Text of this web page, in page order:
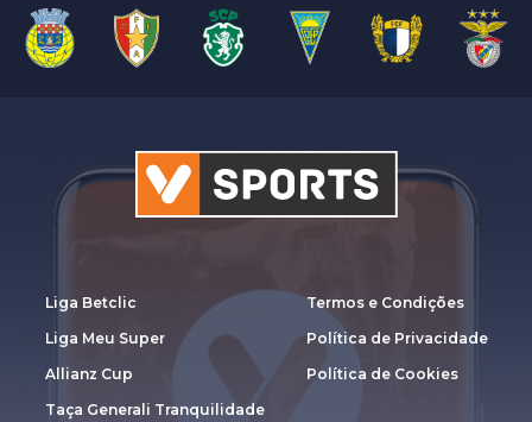
Liga Betclic
Liga Meu Super
Allianz Cup
Taça Generali Tranquilidade
Termos e Condições
Política de Privacidade
Política de Cookies